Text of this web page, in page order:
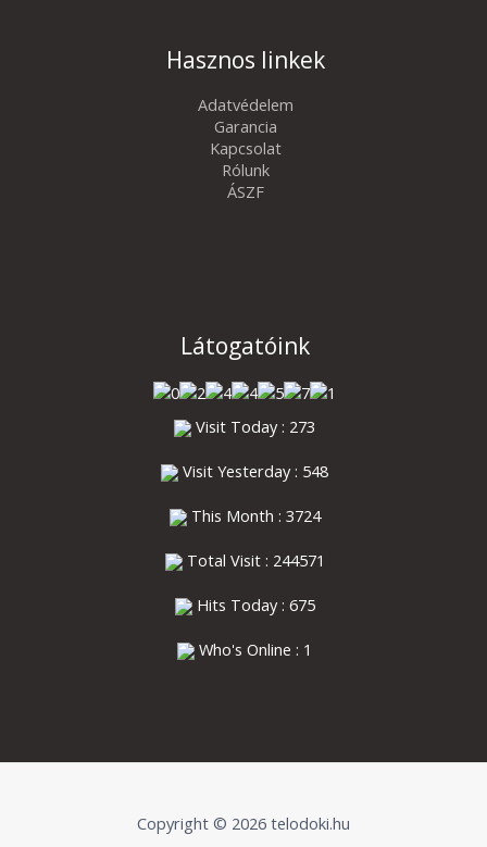
Hasznos linkek
Adatvédelem
Garancia
Kapcsolat
Rólunk
ÁSZF
Látogatóink
Visit Today : 273
Visit Yesterday : 548
This Month : 3724
Total Visit : 244571
Hits Today : 675
Who's Online : 1
Copyright © 2026 telodoki.hu